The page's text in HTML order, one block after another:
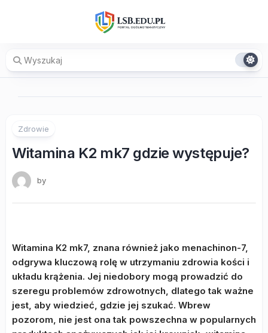
Zdrowie
Witamina K2 mk7 gdzie występuje?
by
Witamina K2 mk7, znana również jako menachinon-7,
odgrywa kluczową rolę w utrzymaniu zdrowia kości i
układu krążenia. Jej niedobory mogą prowadzić do
szeregu problemów zdrowotnych, dlatego tak ważne
jest, aby wiedzieć, gdzie jej szukać. Wbrew
pozorom, nie jest ona tak powszechna w popularnych